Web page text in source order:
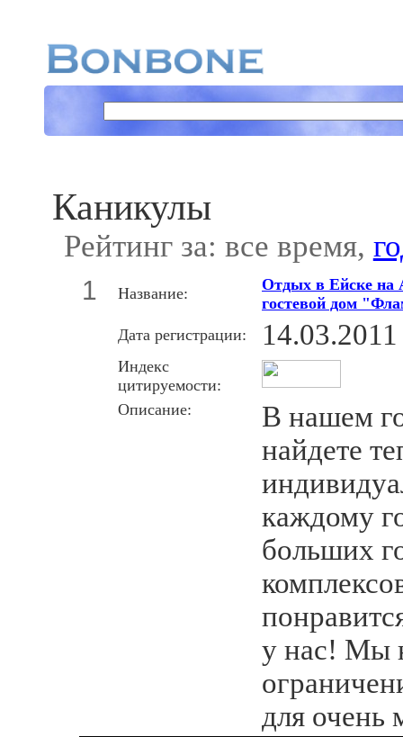
Каникулы
Рейтинг за: все время,
1 Название:
Отдых в Ейске на
гостевой дом
Дата регистрации:
14.03.2011
Индекс
цитируемости:
Описание:
В нашем
найдете
каждому
больших
у нас! Мы
для очень